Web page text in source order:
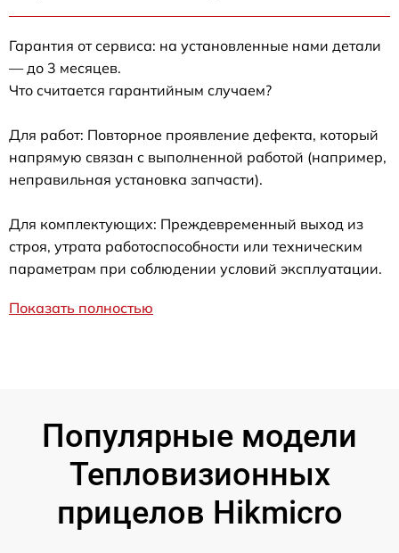
Гарантия от сервиса: на установленные нами детали
— до 3 месяцев.
Что считается гарантийным случаем?
Для работ: Повторное проявление дефекта, который
напрямую связан с выполненной работой (например,
неправильная установка запчасти).
Для комплектующих: Преждевременный выход из
строя, утрата работоспособности или техническим
параметрам при соблюдении условий эксплуатации.
Показать полностью
Популярные модели
Тепловизионных
прицелов Hikmicro